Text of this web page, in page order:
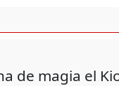
de magia el